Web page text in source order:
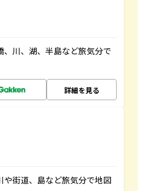
川、湖、半島など旅気分で
詳細を見る
街道、島など旅気分で地図